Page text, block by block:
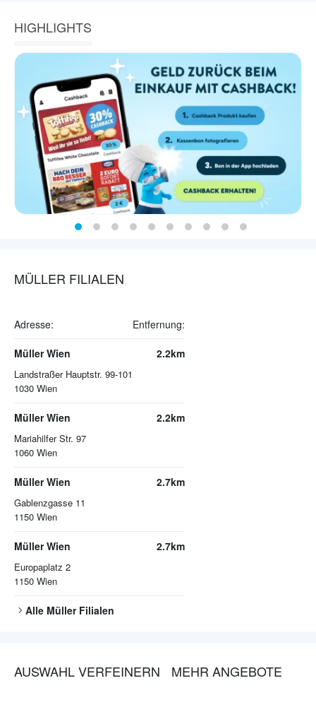
HIGHLIGHTS
MÜLLER FILIALEN
Adresse: Entfernung:
Müller Wien
Landstraßer Hauptstr. 99-101
1030 Wien
2.2km
Müller Wien
Mariahilfer Str. 97
1060 Wien
2.2km
Müller Wien
Gablenzgasse 11
1150 Wien
2.7km
Müller Wien
Europaplatz 2
1150 Wien
2.7km
Alle MüllerFilialen
AUSWAHL VERFEINERN MEHR ANGEBOTE